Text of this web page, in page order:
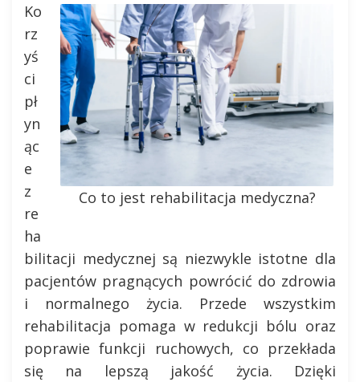
Co to jest rehabilitacja medyczna?
Ko
rz
yś
ci
pł
yn
ąc
e
z
re
ha
bilitacji medycznej są niezwykle istotne dla
pacjentów pragnących powrócić do zdrowia
i normalnego życia. Przede wszystkim
rehabilitacja pomaga w redukcji bólu oraz
poprawie funkcji ruchowych, co przekłada
się na lepszą jakość życia. Dzięki